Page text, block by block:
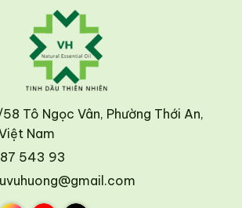
Tô Ngọc Vân, Phường Thới An,
Nam
543 93